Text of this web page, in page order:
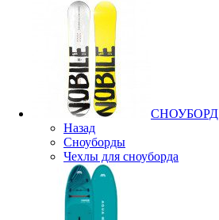
СНОУБОРД
Назад
Сноуборды
Чехлы для сноуборда